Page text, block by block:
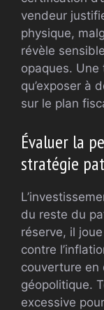
vendeur
physique,
révèle
opaques.
qu’exposer à
sur le plan
Évaluer la
stratégie
du reste du
réserve, il
contre
couverture en
géopolitique.
excessive